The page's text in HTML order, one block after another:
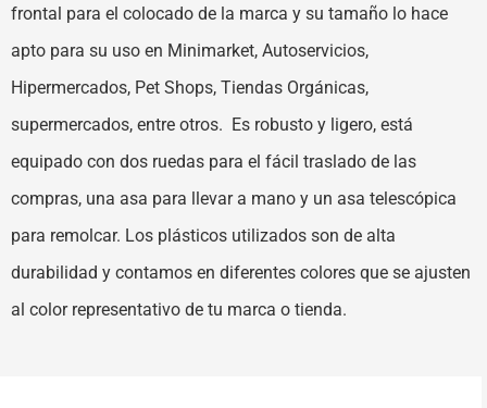
frontal para el colocado de la marca y su tamaño lo hace
apto para su uso en Minimarket, Autoservicios,
Hipermercados, Pet Shops, Tiendas Orgánicas,
supermercados, entre otros. Es robusto y ligero, está
equipado con dos ruedas para el fácil traslado de las
compras, una asa para llevar a mano y un asa telescópica
para remolcar. Los plásticos utilizados son de alta
durabilidad y contamos en diferentes colores que se ajusten
al color representativo de tu marca o tienda.